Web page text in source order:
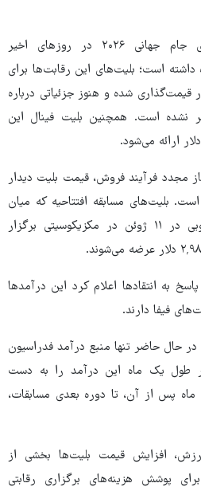
رشد چشمگیر قیمت بلیت‌های جام جهانی ۲۰۲۶ در روزهای اخیر
است؛ بلیت‌های این رقابت‌ها برای
۱۸۰ تا ۳ هزار دلار قیمت‌گذاری شده و هنوز جزئیاتی درباره
نشده است. همچنین بلیت فینال این
مجدد فرآیند فروش، قیمت بلیت دیدار
دلار رسانده است. بلیت‌های مسابقه افتتاحیه که میان
تیم‌های مکزیک و آفریقای جنوبی در ۱۱ ژوئن در مکزیکوسیتی برگزار
پاسخ به انتقادها اعلام کرد این درآمدها
فیفا دارند.
حال حاضر تنها منبع درآمد فدراسیون
طول یک ماه این درآمد را به دست
می‌آوریم و باید آن را برای ۴۷ ماه پس از آن، تا دوره بعدی مسابقات،
افزایش قیمت بلیت‌ها بخشی از
پوشش هزینه‌های برگزاری رقابتی